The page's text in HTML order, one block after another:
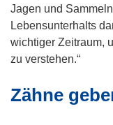
e
u
e
m
e
Jagen und
Lebensunterhalts
wichtiger Zeitraum,
zu verstehen.“
Zähne